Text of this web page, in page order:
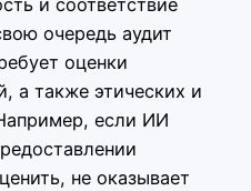
и соответствие
очередь аудит
оценки
а также этических и
если ИИ
не оказывает